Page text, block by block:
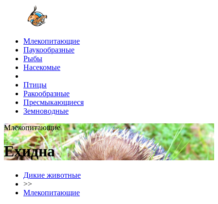
Млекопитающие
Паукообразные
Рыбы
Насекомые
Птицы
Ракообразные
Пресмыкающиеся
Земноводные
Млекопитающие
Ехидна
Дикие животные
>>
Млекопитающие